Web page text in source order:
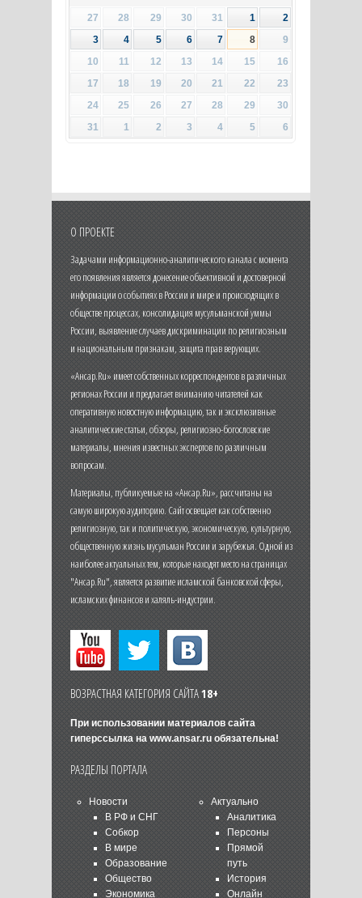
27 28 29 30 31 1
2
3
4 5 6 7 8
9
10
11 12 13 14 15
16
17
18 19 20 21 22
23
24
25 26 27 28 29
30
31
1 2 3 4 5 6
О ПРОЕКТЕ
Задачами информационно-аналитического канала с момента
его появления является донесение объективной и достоверной
информации о событиях в России и мире и происходящих в
обществе процессах, консолидация мусульманской уммы
России, выявление случаев дискриминации по религиозным
и национальным признакам, защита прав верующих.
«Ансар.Ru» имеет собственных корреспондентов в различных
регионах России и предлагает вниманию читателей как
оперативную новостную информацию, так и эксклюзивные
аналитические статьи, обзоры, религиозно-богословские
материалы, мнения известных экспертов по различным
вопросам.
Материалы, публикуемые на «Ансар.Ru», рассчитаны на
самую широкую аудиторию. Сайт освещает как собственно
религиозную, так и политическую, экономическую, культурную,
общественную жизнь мусульман России и зарубежья. Одной из
наиболее актуальных тем, которые находят место на страницах
"Ансар.Ru", является развитие исламской банковской сферы,
исламских финансов и халяль-индустрии.
ВОЗРАСТНАЯ КАТЕГОРИЯ САЙТА18+
При использовании материалов сайта
гиперссылка на www.ansar.ruобязательна!
РАЗДЕЛЫ ПОРТАЛА
Новости
В РФ и СНГ
Собкор
В мире
Образование
Общество
Экономика
Актуально
Аналитика
Персоны
Прямой
путь
История
Онлайн